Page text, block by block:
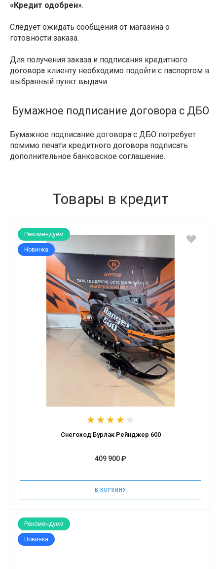
«Кредит одобрен».
Следует ожидать сообщения от магазина о
готовности заказа.
Для получения заказа и подписания кредитного
договора клиенту необходимо подойти с паспортом в
выбранный пункт выдачи.
Бумажное подписание договора с ДБО
Бумажное подписание договора с ДБО потребует
помимо печати кредитного договора подписать
дополнительное банковское соглашение.
Товары в кредит
Рекомендуем
Новинка
Снегоход Бурлак Рейнджер 600
409 900 ₽
В КОРЗИНУ
Рекомендуем
Новинка